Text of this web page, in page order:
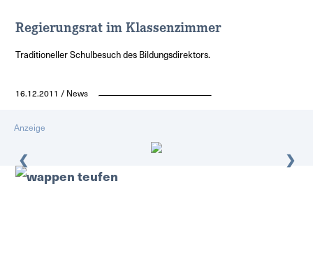
Regierungsrat im Klassenzimmer
Traditioneller Schulbesuch des Bildungsdirektors.
16.12.2011 / News
Anzeige
❮ ❯